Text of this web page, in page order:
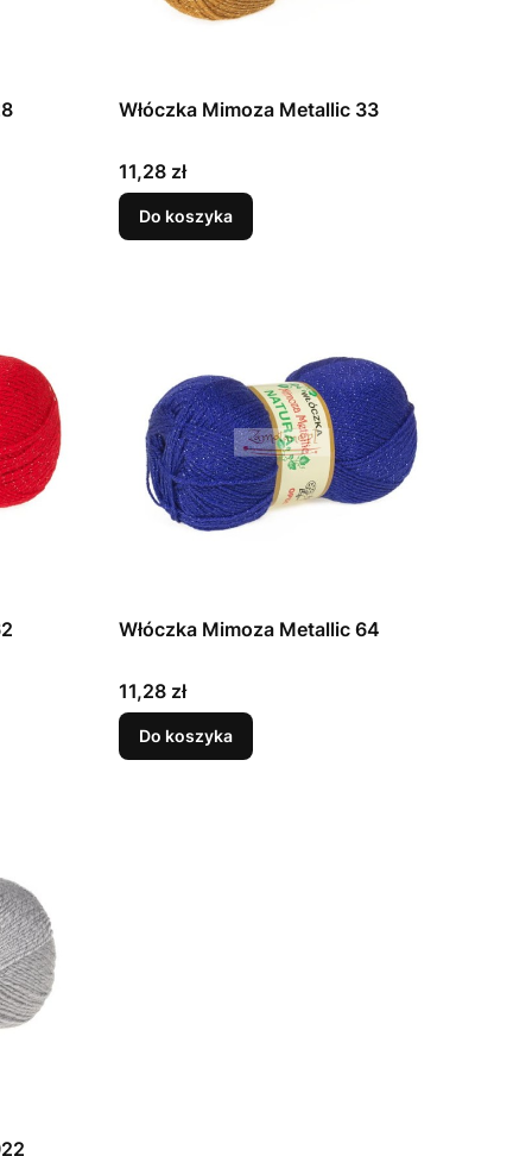
Włóczka Mimoza Metallic 33
Cena
11,28 zł
Do koszyka
Włóczka Mimoza Metallic 64
Cena
11,28 zł
Do koszyka